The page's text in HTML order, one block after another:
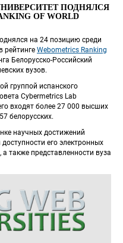
ПОДНЯЛСЯ
OF WORLD
на 24 позицию среди
рейтинге Webometrics Ranking
Белорусско-Российский
вузов.
группой испанского
Cybermetrics Lab
входят более 27 000 высших
белорусских.
научных достижений
его электронных
также представленности вуза